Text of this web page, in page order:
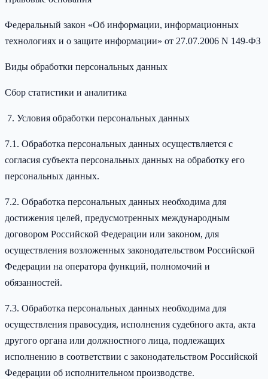
Федеральный закон «Об информации, информационных
технологиях и о защите информации» от 27.07.2006 N 149-ФЗ
Виды обработки персональных данных
Сбор статистики и аналитика
Условия обработки персональных данных
7.1. Обработка персональных данных осуществляется с
согласия субъекта персональных данных на обработку его
персональных данных.
7.2. Обработка персональных данных необходима для
достижения целей, предусмотренных международным
договором Российской Федерации или законом, для
осуществления возложенных законодательством Российской
Федерации на оператора функций, полномочий и
обязанностей.
7.3. Обработка персональных данных необходима для
осуществления правосудия, исполнения судебного акта, акта
другого органа или должностного лица, подлежащих
исполнению в соответствии с законодательством Российской
Федерации об исполнительном производстве.